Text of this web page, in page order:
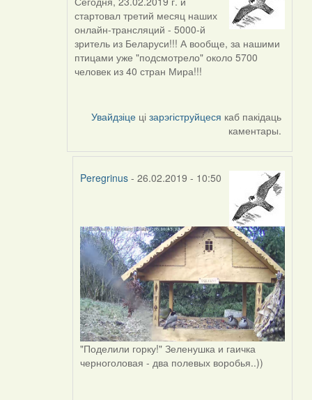
In
reply
to
by
Peregrinus
стартовал третий месяц наших
онлайн-трансляций - 5000-й
зритель из Беларуси!!! А вообще, за нашими
птицами уже "подсмотрело" около 5700
человек из 40 стран Мира!!!
Увайдзіце цізарэгіструйцеся каб пакідаць
каментары.
Peregrinus- 26.02.2019 - 10:50
to
by
Peregrinus
"Поделили горку!" Зеленушка и гаичка
черноголовая - два полевых воробья..))